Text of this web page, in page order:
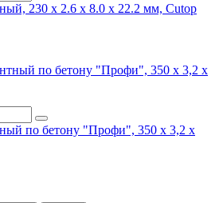
230 x 2.6 x 8.0 x 22.2 мм, Cutop
по бетону "Профи", 350 x 3,2 х